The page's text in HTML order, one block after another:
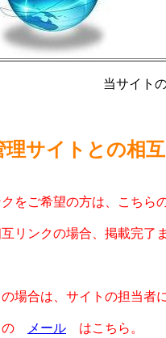
当サイト
理サイトとの相
クをご希望の方は、こち
リンクの場合、掲載完了
場合は、サイトの担当者
の メール はこちら。